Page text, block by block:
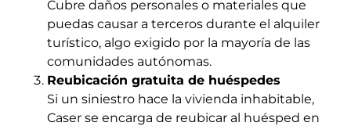
Cubre daños personales o materiales que
puedas causar a terceros durante el alquiler
turístico, algo exigido por la mayoría de las
comunidades autónomas.
Reubicación gratuita de huéspedes
Si un siniestro hace la vivienda inhabitable,
Caser se encarga de reubicar al huésped en